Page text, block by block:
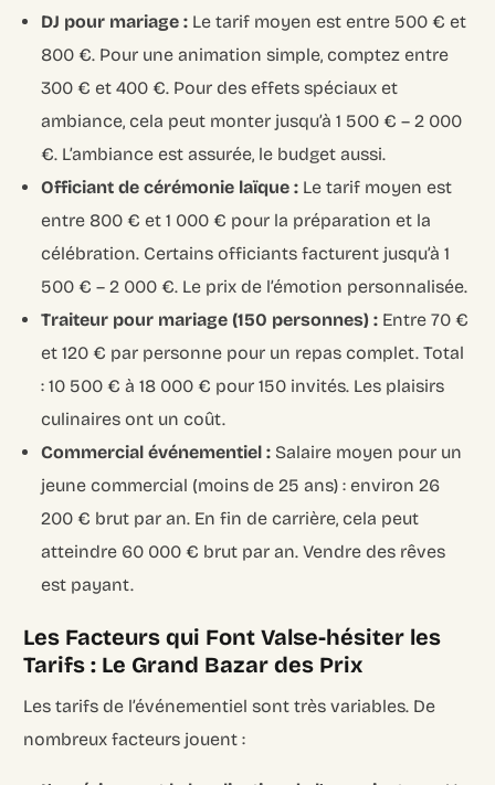
DJ pour mariage : Le tarif moyen est entre 500 € et
800 €. Pour une animation simple, comptez entre
300 € et 400 €. Pour des effets spéciaux et
ambiance, cela peut monter jusqu’à 1 500 € – 2 000
€. L’ambiance est assurée, le budget aussi.
Officiant de cérémonie laïque : Le tarif moyen est
entre 800 € et 1 000 € pour la préparation et la
célébration. Certains officiants facturent jusqu’à 1
500 € – 2 000 €. Le prix de l’émotion personnalisée.
Traiteur pour mariage (150 personnes) : Entre 70 €
et 120 € par personne pour un repas complet. Total
: 10 500 € à 18 000 € pour 150 invités. Les plaisirs
culinaires ont un coût.
Commercial événementiel : Salaire moyen pour un
jeune commercial (moins de 25 ans) : environ 26
200 € brut par an. En fin de carrière, cela peut
atteindre 60 000 € brut par an. Vendre des rêves
est payant.
Les Facteurs qui Font Valse-hésiter les
Tarifs : Le Grand Bazar des Prix
Les tarifs de l’événementiel sont très variables. De
nombreux facteurs jouent :